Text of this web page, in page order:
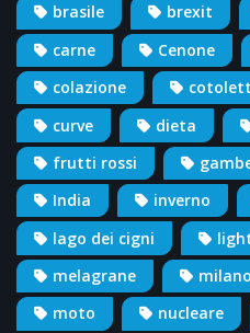
brasile
brexit
carne
Cenone
colazione
curve
dieta
frutti rossi
India
inverno
lago dei cigni
melagrane
milano
moto
nucleare